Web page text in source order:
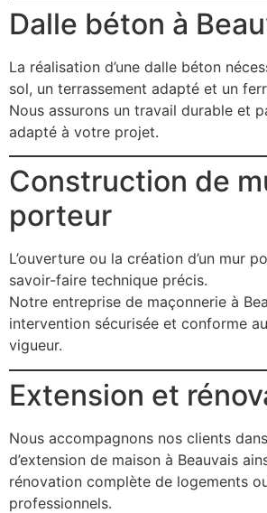
Dalle béton à
La réalisation d’une dalle béton
sol, un terrassement adapté et un
Nous assurons un travail durable et
adapté à votre projet.
Construction de
porteur
L’ouverture ou la création d’un mur
savoir-faire technique précis.
Notre entreprise de maçonnerie à
intervention sécurisée et conforme
vigueur.
Extension et
Nous accompagnons nos clients
d’extension de maison à Beauvais
rénovation complète de logements
professionnels.